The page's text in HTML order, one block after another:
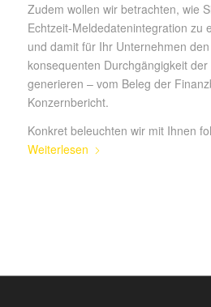
Zudem wollen wir betrachten, wie
Echtzeit-Meldedatenintegration zu
und damit für Ihr Unternehmen
konsequenten Durchgängigkeit
generieren – vom Beleg der
Konzernbericht.
Konkret beleuchten wir mit Ihnen
Weiterlesen